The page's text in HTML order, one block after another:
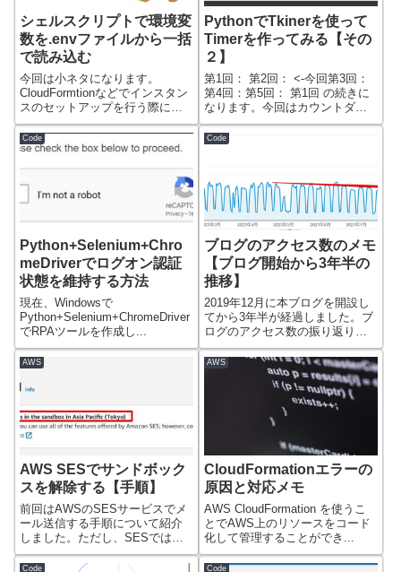
シェルスクリプトで環境変
数を.envファイルから一括
で読み込む
今回は小ネタになります。
CloudFormtionなどでインスタン
スのセットアップを行う際に、
シェル...
PythonでTkinerを使って
Timerを作ってみる【その
２】
第1回： 第2回： <-今回第3回：
第4回：第5回： 第1回 の続きに
なります。今回はカウントダウ
ン...
Code
Python+Selenium+Chro
meDriverでログオン認証
状態を維持する方法
現在、Windowsで
Python+Selenium+ChromeDriver
でRPAツールを作成し...
Code
ブログのアクセス数のメモ
【ブログ開始から3年半の
推移】
2019年12月に本ブログを開設し
てから3年半が経過しました。ブ
ログのアクセス数の振り返りに
ついて自...
AWS
AWS SESでサンドボック
スを解除する【手順】
前回はAWSのSESサービスでメ
ール送信する手順について紹介
しました。ただし、SESでは初
期の状態で...
AWS
CloudFormationエラーの
原因と対応メモ
AWS CloudFormation を使うこ
とでAWS上のリソースをコード
化して管理することができ...
Code Code